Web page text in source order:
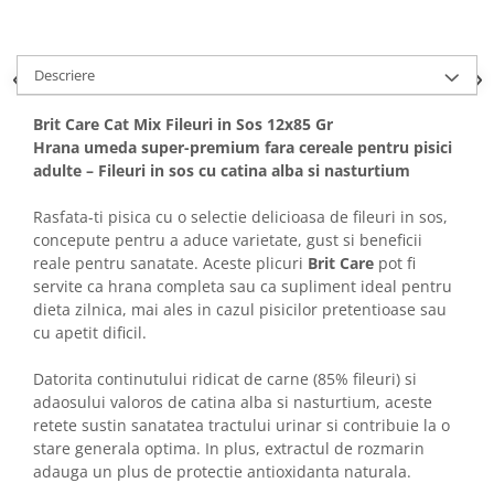
Nisip, Silicat si Asternuturi pentru
Pisici
Litiere si Accesorii
Jucarii Pisici
Castroane, Boluri si Accesorii
Antiparazitare
Solutii educative si antistres
Lese, zgarzi si hamuri
Diete Veterinare Pisici
Descriere
Brit Care Cat Mix Fileuri in Sos 12x85 Gr
Hrana umeda super-premium fara cereale pentru pisici
adulte – Fileuri in sos cu catina alba si nasturtium
Rasfata-ti pisica cu o selectie delicioasa de fileuri in sos,
concepute pentru a aduce varietate, gust si beneficii
reale pentru sanatate. Aceste plicuri Brit Care pot fi
servite ca hrana completa sau ca supliment ideal pentru
dieta zilnica, mai ales in cazul pisicilor pretentioase sau
cu apetit dificil.
Datorita continutului ridicat de carne (85% fileuri) si
adaosului valoros de catina alba si nasturtium, aceste
retete sustin sanatatea tractului urinar si contribuie la o
stare generala optima. In plus, extractul de rozmarin
adauga un plus de protectie antioxidanta naturala.